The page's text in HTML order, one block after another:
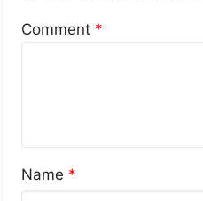
Comment *
Name *